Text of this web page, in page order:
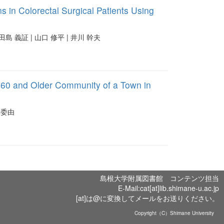
in Colorectal Surgical Patients Using
島 義証 | 山口 修平 | 井川 幹夫
and Older Community of a Town in
由
島根大学附属図書館 コンテンツ担当
E-Mail:cat[at]lib.shimane-u.ac.jp
[at]は@に変換してメールをお送りください。
Copyright（C）Shimane University